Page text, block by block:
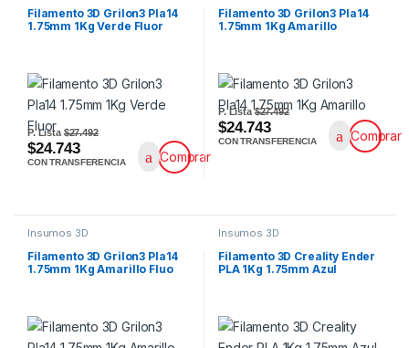
Filamento 3D Grilon3 Pla14
1.75mm 1Kg Verde Fluor
P. Lista$27.492
$24.743
CON TRANSFERENCIA Comprar
Filamento 3D Grilon3 Pla14
1.75mm 1Kg Amarillo
P. Lista$27.492
$24.743
CON TRANSFERENCIA Comprar
Insumos 3D
Filamento 3D Grilon3 Pla14
1.75mm 1Kg Amarillo Fluo
Insumos 3D
Filamento 3D Creality Ender
PLA 1Kg 1.75mm Azul